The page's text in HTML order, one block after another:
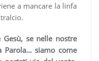
a mancare la linfa
Gesù, se nelle nostre
Parola… siamo come